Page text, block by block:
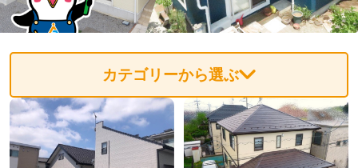
カテゴリーから選ぶ